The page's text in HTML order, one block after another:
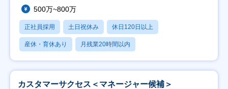
500万~800万
正社員採用 土日祝休み 休日120日以上
産休・育休あり 月残業20時間以内
カスタマーサクセス＜マネージャー候補＞